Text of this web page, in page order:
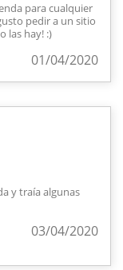
para cualquier
pedir a un sitio
las hay! :)
01/04/2020
y traía algunas
03/04/2020